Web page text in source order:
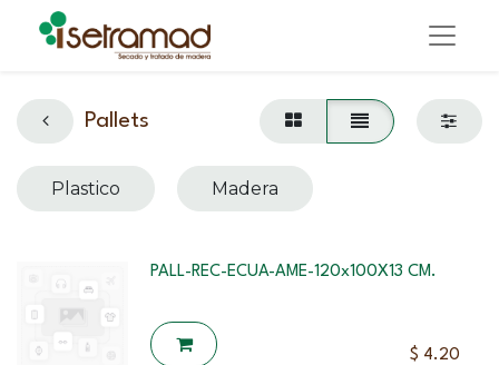
Pallets
Plastico Madera
PALL-REC-ECUA-AME-120x100X13 CM.
$ 4.20